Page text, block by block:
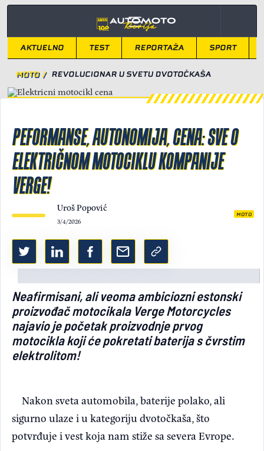
Light/Dark mode
AKTUELNO TEST REPORTAŽA SPORT
MOTO / REVOLUCIONAR U SVETU DVOTOČKAŠA
PEFORMANSE, AUTONOMIJA, CENA: SVE O
ELEKTRIČNOM MOTOCIKLU KOMPANIJE
VERGE!
Uroš Popović
3/4/2026
MOTO
Neafirmisani, ali veoma ambiciozni estonski
proizvođač motocikala Verge Motorcycles
najavio je početak proizvodnje prvog
motocikla koji će pokretati baterija s čvrstim
elektrolitom!
Nakon sveta automobila, baterije polako, ali
sigurno ulaze i u kategoriju dvotočkaša, što
potvrđuje i vest koja nam stiže sa severa Evrope.